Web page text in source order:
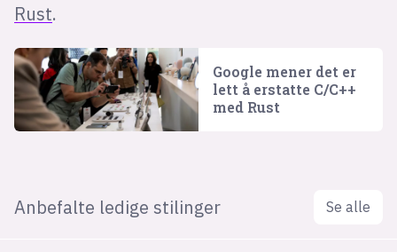
Rust.
Google mener det er
lett å erstatte C/C++
med Rust
Anbefalte ledige stilinger Se alle